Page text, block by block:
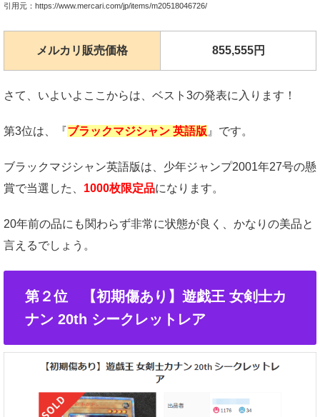
引用元：https://www.mercari.com/jp/items/m20518046726/
メルカリ販売価格 855,555円
さて、いよいよここからは、ベスト3の発表に入ります！
第3位は、『ブラックマジシャン 英語版 』です。
ブラックマジシャン英語版は、少年ジャンプ2001年27号の懸
賞で当選した、 1000枚限定品になります。
20年前の品にも関わらず非常に状態が良く、かなりの美品と
言えるでしょう。
第２位 【初期傷あり】遊戯王 女剣士カ
ナン 20th シークレットレア